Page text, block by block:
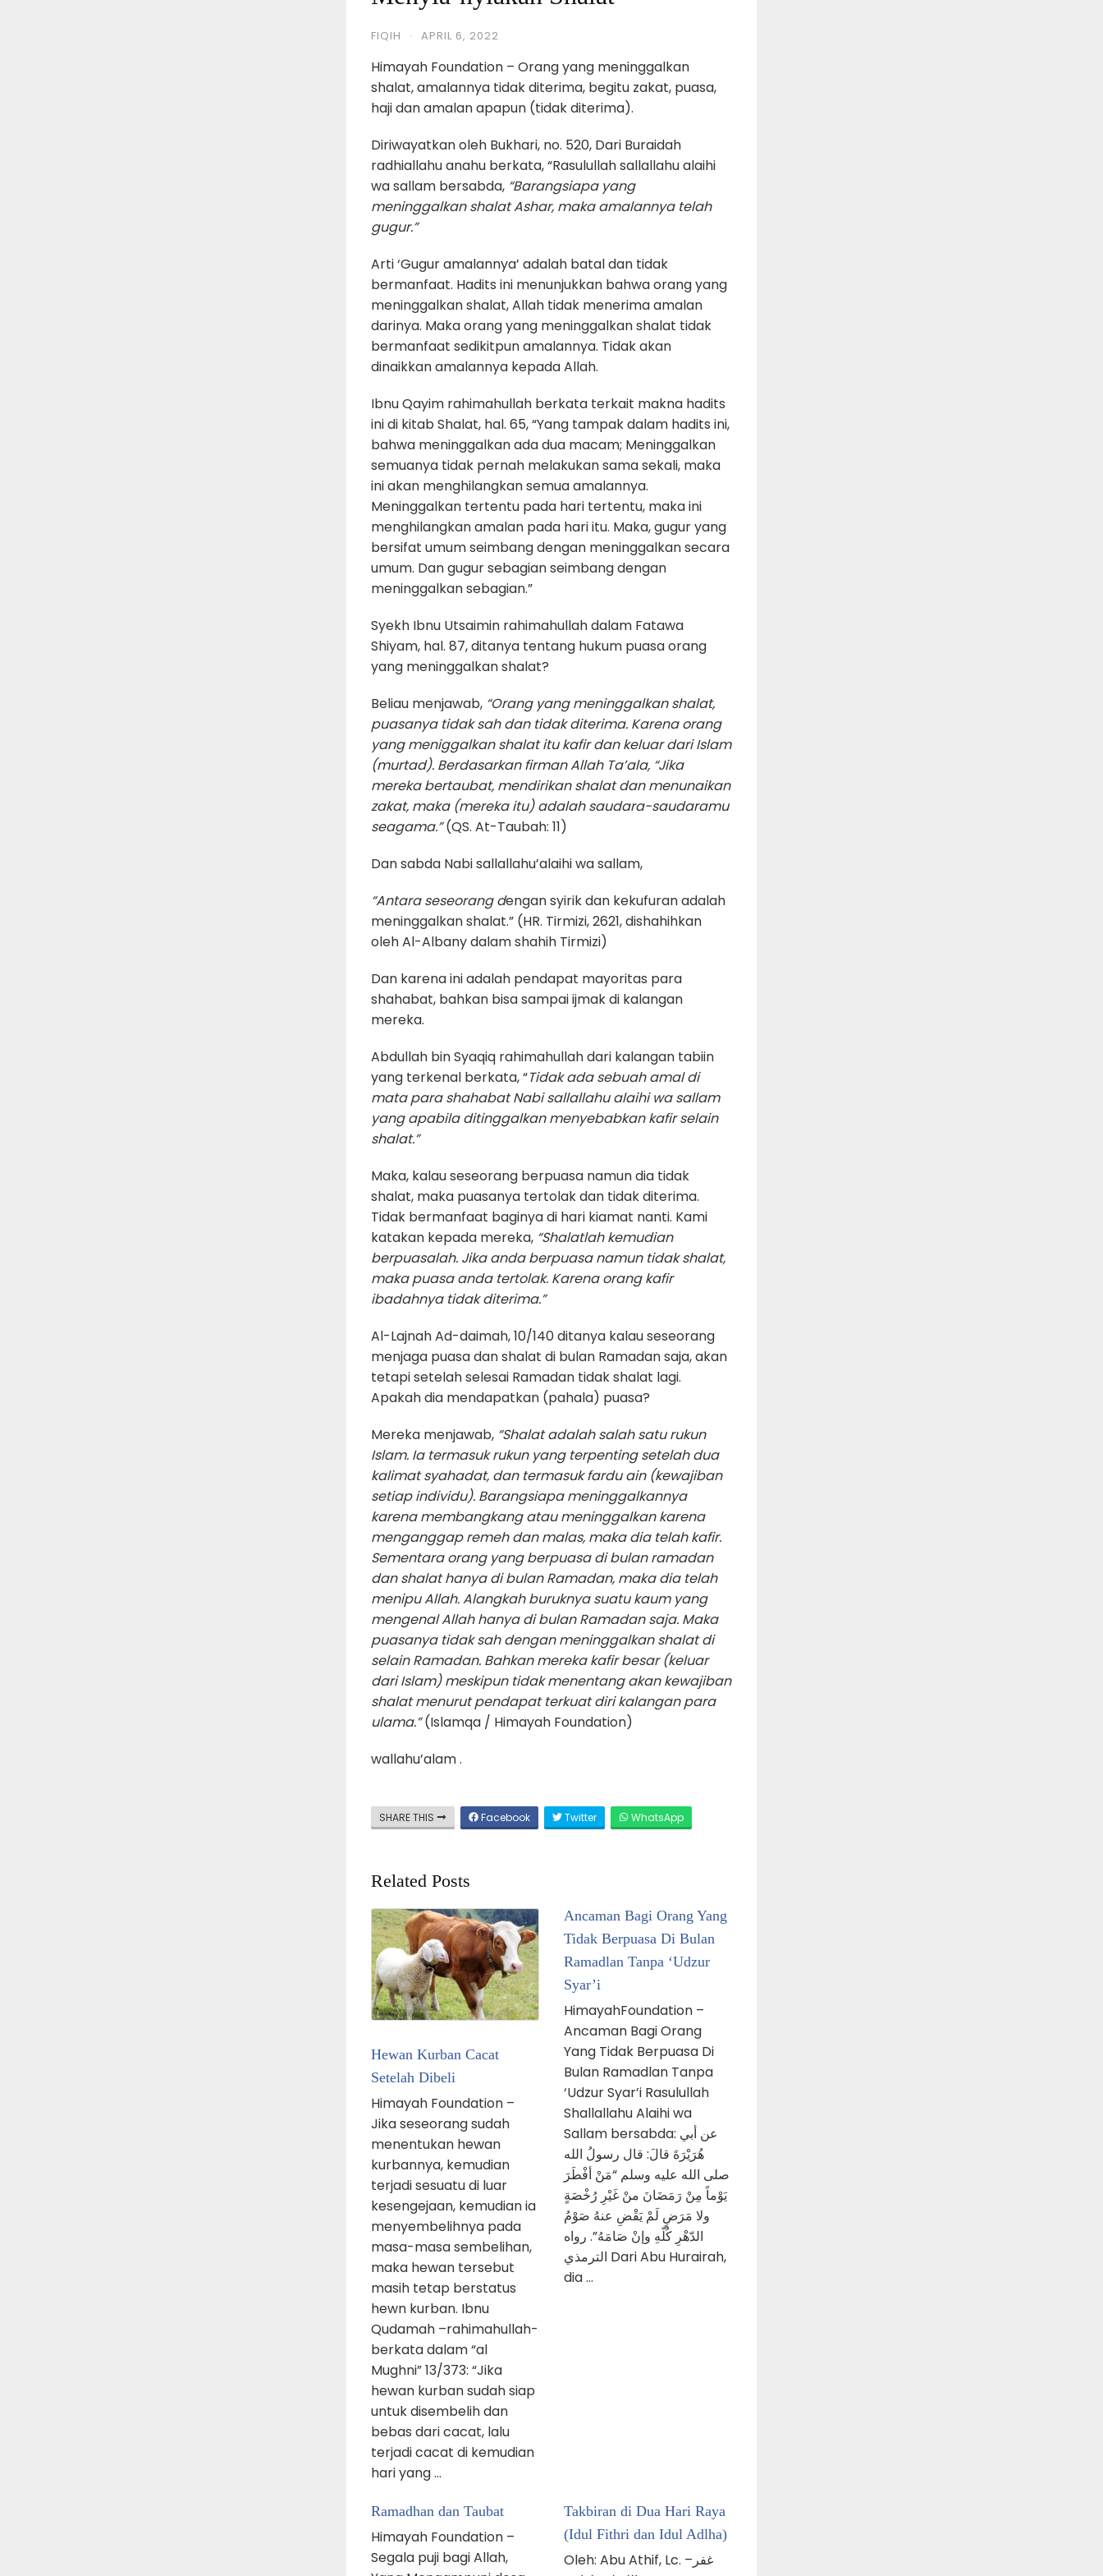
FIQIH · APRIL 6, 2022
Himayah Foundation – Orang yang meninggalkan
shalat, amalannya tidak diterima, begitu zakat, puasa,
haji dan amalan apapun (tidak diterima).
Diriwayatkan oleh Bukhari, no. 520, Dari Buraidah
radhiallahu anahu berkata, “Rasulullah sallallahu alaihi
wa sallam bersabda, “Barangsiapa yang
meninggalkan shalat Ashar, maka amalannya telah
gugur.”
Arti ‘Gugur amalannya’ adalah batal dan tidak
bermanfaat. Hadits ini menunjukkan bahwa orang yang
meninggalkan shalat, Allah tidak menerima amalan
darinya. Maka orang yang meninggalkan shalat tidak
bermanfaat sedikitpun amalannya. Tidak akan
dinaikkan amalannya kepada Allah.
Ibnu Qayim rahimahullah berkata terkait makna hadits
ini di kitab Shalat, hal. 65, “Yang tampak dalam hadits ini,
bahwa meninggalkan ada dua macam; Meninggalkan
semuanya tidak pernah melakukan sama sekali, maka
ini akan menghilangkan semua amalannya.
Meninggalkan tertentu pada hari tertentu, maka ini
menghilangkan amalan pada hari itu. Maka, gugur yang
bersifat umum seimbang dengan meninggalkan secara
umum. Dan gugur sebagian seimbang dengan
meninggalkan sebagian.”
Syekh Ibnu Utsaimin rahimahullah dalam Fatawa
Shiyam, hal. 87, ditanya tentang hukum puasa orang
yang meninggalkan shalat?
Beliau menjawab, “Orang yang meninggalkan shalat,
puasanya tidak sah dan tidak diterima. Karena orang
yang meniggalkan shalat itu kafir dan keluar dari Islam
(murtad). Berdasarkan firman Allah Ta’ala, “Jika
mereka bertaubat, mendirikan shalat dan menunaikan
zakat, maka (mereka itu) adalah saudara-saudaramu
seagama.”(QS. At-Taubah: 11)
Dan sabda Nabi sallallahu’alaihi wa sallam,
“Antara seseorang dengan syirik dan kekufuran adalah
meninggalkan shalat.” (HR. Tirmizi, 2621, dishahihkan
oleh Al-Albany dalam shahih Tirmizi)
Dan karena ini adalah pendapat mayoritas para
shahabat, bahkan bisa sampai ijmak di kalangan
mereka.
Abdullah bin Syaqiq rahimahullah dari kalangan tabiin
yang terkenal berkata, “Tidak ada sebuah amal di
mata para shahabat Nabi sallallahu alaihi wa sallam
yang apabila ditinggalkan menyebabkan kafir selain
shalat.”
Maka, kalau seseorang berpuasa namun dia tidak
shalat, maka puasanya tertolak dan tidak diterima.
Tidak bermanfaat baginya di hari kiamat nanti. Kami
katakan kepada mereka, “Shalatlah kemudian
berpuasalah. Jika anda berpuasa namun tidak shalat,
maka puasa anda tertolak. Karena orang kafir
ibadahnya tidak diterima.”
Al-Lajnah Ad-daimah, 10/140 ditanya kalau seseorang
menjaga puasa dan shalat di bulan Ramadan saja, akan
tetapi setelah selesai Ramadan tidak shalat lagi.
Apakah dia mendapatkan (pahala) puasa?
Mereka menjawab, “Shalat adalah salah satu rukun
Islam. Ia termasuk rukun yang terpenting setelah dua
kalimat syahadat, dan termasuk fardu ain (kewajiban
setiap individu). Barangsiapa meninggalkannya
karena membangkang atau meninggalkan karena
menganggap remeh dan malas, maka dia telah kafir.
Sementara orang yang berpuasa di bulan ramadan
dan shalat hanya di bulan Ramadan, maka dia telah
menipu Allah. Alangkah buruknya suatu kaum yang
mengenal Allah hanya di bulan Ramadan saja. Maka
puasanya tidak sah dengan meninggalkan shalat di
selain Ramadan. Bahkan mereka kafir besar (keluar
dari Islam) meskipun tidak menentang akan kewajiban
shalat menurut pendapat terkuat diri kalangan para
ulama.”(Islamqa / Himayah Foundation)
wallahu’alam .
SHARE THIS Facebook Twitter WhatsApp
Related Posts
Hewan Kurban Cacat
Setelah Dibeli
Himayah Foundation –
Jika seseorang sudah
menentukan hewan
kurbannya, kemudian
terjadi sesuatu di luar
kesengejaan, kemudian ia
menyembelihnya pada
masa-masa sembelihan,
maka hewan tersebut
masih tetap berstatus
hewn kurban. Ibnu
Qudamah –rahimahullah-
berkata dalam “al
Mughni” 13/373: “Jika
hewan kurban sudah siap
untuk disembelih dan
bebas dari cacat, lalu
terjadi cacat di kemudian
hari yang …
Ancaman Bagi Orang Yang
Tidak Berpuasa Di Bulan
Ramadlan Tanpa ‘Udzur
Syar’i
HimayahFoundation –
Ancaman Bagi Orang
Yang Tidak Berpuasa Di
Bulan Ramadlan Tanpa
‘Udzur Syar’i Rasulullah
Shallallahu Alaihi wa
Sallam bersabda: عن أبي
هُرَيْرَةَ قالَ: قال رسولُ الله
صلى الله عليه وسلم “مَنْ أفْطَرَ
يَوْماً مِنْ رَمَضَانَ منْ غَيْرِ رُخْصَةٍ
ولا مَرَضٍ لَمْ يَقْضِ عنهُ صَوْمُ
الدّهْرِ كُلّهِ وإنْ صَامَهُ”. رواه
الترمذي Dari Abu Hurairah,
dia …
Ramadhan dan Taubat
Himayah Foundation –
Segala puji bagi Allah,
Takbiran di Dua Hari Raya
(Idul Fithri dan Idul Adlha)
Oleh: Abu Athif, Lc. –غفر